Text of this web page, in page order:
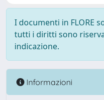
I documenti in FLORE
tutti i diritti sono
indicazione.
Informazioni